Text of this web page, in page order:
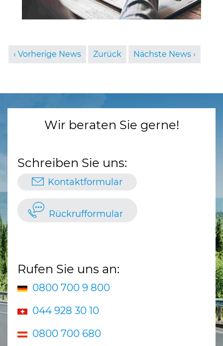
Vorherige News Zurück Nächste News
Wir beraten Sie gerne!
Schreiben Sie uns:
Kontaktformular
Rückrufformular
Rufen Sie uns an:
0800 700 9 800
044 928 30 10
0800 700 680